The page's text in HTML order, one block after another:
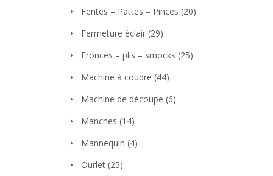
Fentes – Pattes – Pinces (20)
Fermeture éclair (29)
Fronces – plis – smocks (25)
Machine à coudre (44)
Machine de découpe (6)
Manches (14)
Mannequin (4)
Ourlet (25)